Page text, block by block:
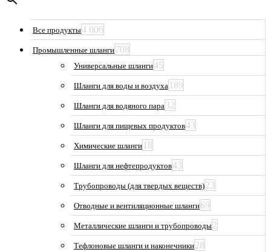
Все продукты4 606
Промышленные шланги708
Универсальные шланги45
Шланги для воды и воздуха 189
Шланги для водяного пара32
Шланги для пищевых продуктов43
Химические шланги 18
Шланги для нефтепродуктов43
Трубопроводы (для твердых веществ)23
Отводные и вентиляционные шланги69
Металлические шланги и трубопроводы2
Тефлоновые шланги и наконечники28